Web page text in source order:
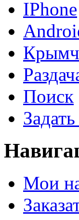
IPhone
Поиск
Мои